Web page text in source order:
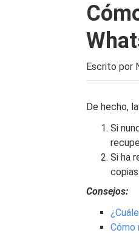
Escrito por
De hecho,
Si
Si ha
Consejos:
Cómo